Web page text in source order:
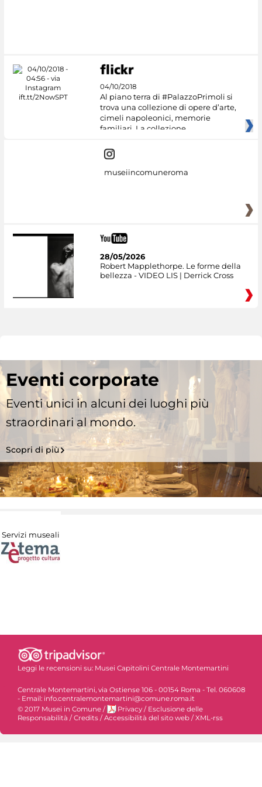
04/10/2018
Al piano terra di #PalazzoPrimoli si
trova una collezione di opere d’arte,
cimeli napoleonici, memorie
familiari. La collezione
museiincomuneroma
28/05/2026
Robert Mapplethorpe. Le forme della
bellezza - VIDEO LIS | Derrick Cross
Eventi corporate
Eventi unici in alcuni dei luoghi più
straordinari al mondo.
Scopri di più
Servizi museali
Leggi le recensioni su: Musei Capitolini Centrale Montemartini
Centrale Montemartini, via Ostiense 106 - 00154 Roma - Tel. 060608
- Email: info.centralemontemartini@comune.roma.it
© 2017 Musei in Comune / Privacy / Esclusione delle
Responsabilità /Credits /Accessibilità del sito web /XML-rss